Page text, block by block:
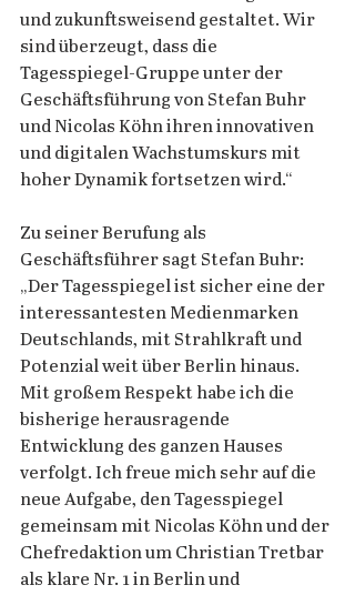
und zukunftsweisend gestaltet. Wir
sind überzeugt, dass die
Tagesspiegel-Gruppe unter der
Geschäftsführung von Stefan Buhr
und Nicolas Köhn ihren innovativen
und digitalen Wachstumskurs mit
hoher Dynamik fortsetzen wird.“
Zu seiner Berufung als
Geschäftsführer sagt Stefan Buhr:
„Der Tagesspiegel ist sicher eine der
interessantesten Medienmarken
Deutschlands, mit Strahlkraft und
Potenzial weit über Berlin hinaus.
Mit großem Respekt habe ich die
bisherige herausragende
Entwicklung des ganzen Hauses
verfolgt. Ich freue mich sehr auf die
neue Aufgabe, den Tagesspiegel
gemeinsam mit Nicolas Köhn und der
Chefredaktion um Christian Tretbar
als klare Nr. 1 in Berlin und